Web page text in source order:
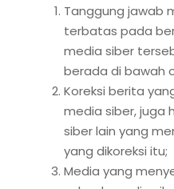
Tanggung jawab
terbatas pada
media siber
berada di bawah
Koreksi berita
media siber, juga
siber lain yang
yang dikoreksi itu;
Media yang